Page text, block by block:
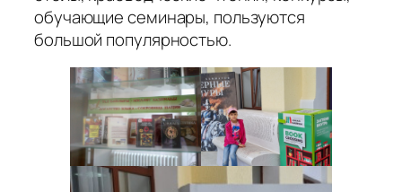
обучающие семинары, пользуются
большой популярностью.